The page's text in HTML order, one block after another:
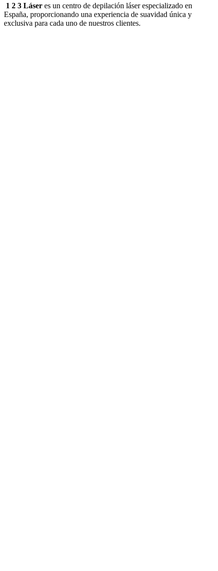
1 2 3 Láser es un centro de depilación láser especializado en
España, proporcionando una experiencia de suavidad única y
exclusiva para cada uno de nuestros clientes.